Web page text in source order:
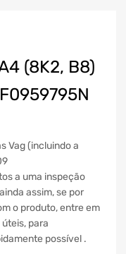
(8K2, B8)
Vag (incluindo a
a uma inspeção
assim, se por
o produto, entre em
para
possível .